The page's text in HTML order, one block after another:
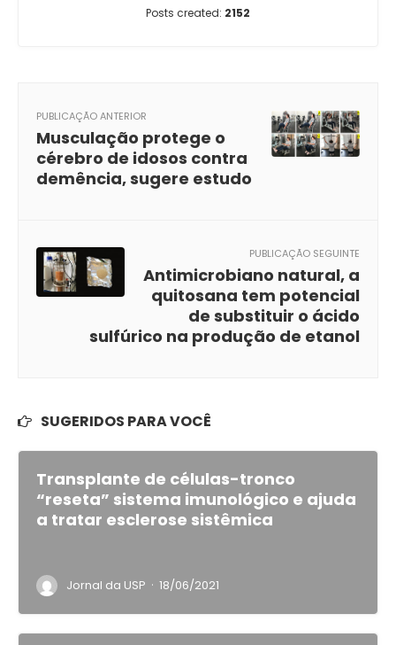
Posts created: 2152
PUBLICAÇÃO ANTERIOR
Musculação protege o
cérebro de idosos contra
demência, sugere estudo
PUBLICAÇÃO SEGUINTE
Antimicrobiano natural, a
quitosana tem potencial
de substituir o ácido
sulfúrico na produção de etanol
SUGERIDOS PARA VOCÊ
Transplante de células-tronco
“reseta” sistema imunológico e ajuda
a tratar esclerose sistêmica
Jornal da USP · 18/06/2021